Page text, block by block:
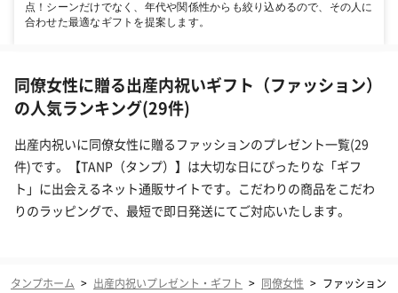
点！シーンだけでなく、年代や関係性からも絞り込めるので、その人に
合わせた最適なギフトを提案します。
同僚女性に贈る出産内祝いギフト（ファッション）
の人気ランキング(29件)
出産内祝いに同僚女性に贈るファッションのプレゼント一覧(29
件)です。【TANP（タンプ）】は大切な日にぴったりな「ギフ
ト」に出会えるネット通販サイトです。こだわりの商品をこだわ
りのラッピングで、最短で即日発送にてご対応いたします。
タンプホーム > 出産内祝いプレゼント・ギフト > 同僚女性 > ファッション